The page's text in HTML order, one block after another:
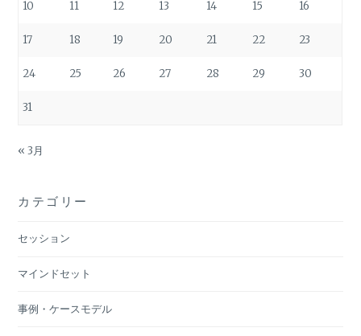
10 11 12 13 14 15 16
17 18 19 20 21 22 23
24 25 26 27 28 29 30
31
« 3月
カテゴリー
セッション
マインドセット
事例・ケースモデル